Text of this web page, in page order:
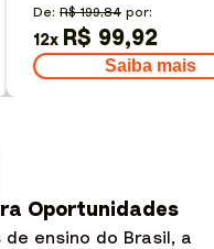
De: R$ 199,84 por:
12x R$ 99,92
Saiba mais
Oportunidades
ensino do Brasil, a